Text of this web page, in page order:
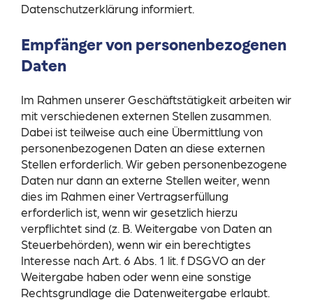
Datenschutzerklärung informiert.
Empfänger von personenbezogenen
Daten
Im Rahmen unserer Geschäftstätigkeit arbeiten wir
mit verschiedenen externen Stellen zusammen.
Dabei ist teilweise auch eine Übermittlung von
personenbezogenen Daten an diese externen
Stellen erforderlich. Wir geben personenbezogene
Daten nur dann an externe Stellen weiter, wenn
dies im Rahmen einer Vertragserfüllung
erforderlich ist, wenn wir gesetzlich hierzu
verpflichtet sind (z. B. Weitergabe von Daten an
Steuerbehörden), wenn wir ein berechtigtes
Interesse nach Art. 6 Abs. 1 lit. f DSGVO an der
Weitergabe haben oder wenn eine sonstige
Rechtsgrundlage die Datenweitergabe erlaubt.